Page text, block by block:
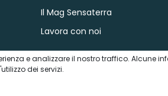
Il Mag Sensaterra
Lavora con noi
e analizzare il nostro traffico. Alcune
dei servizi.